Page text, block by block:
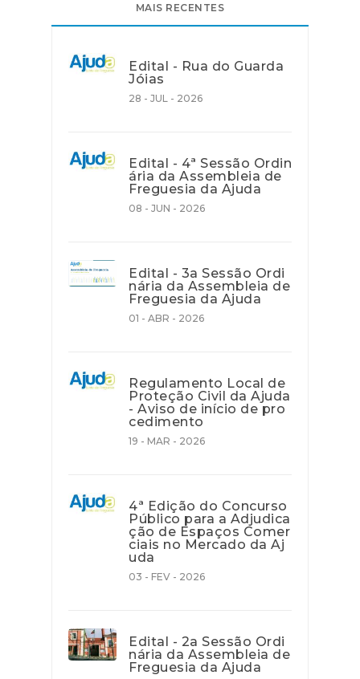
MAIS RECENTES
Edital - Rua do Guarda
Jóias
28 - JUL - 2026
Edital - 4ª Sessão Ordin
ária da Assembleia de
Freguesia da Ajuda
08 - JUN - 2026
Edital - 3a Sessão Ordi
nária da Assembleia de
Freguesia da Ajuda
01 - ABR - 2026
Regulamento Local de
Proteção Civil da Ajuda
- Aviso de início de pro
cedimento
19 - MAR - 2026
4ª Edição do Concurso
Público para a Adjudica
ção de Espaços Comer
ciais no Mercado da Aj
uda
03 - FEV - 2026
Edital - 2a Sessão Ordi
nária da Assembleia de
Freguesia da Ajuda